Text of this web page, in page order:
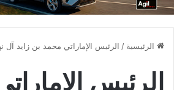
الرئيسية / الرئيس الإماراتي محمد بن زايد آل
الرئيس